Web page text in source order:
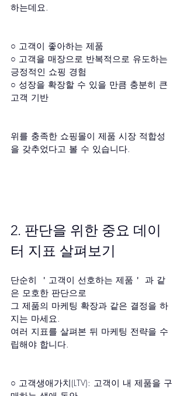
하는데요.
○ 고객이 좋아하는 제품
○ 고객을 매장으로 반복적으로 유도하는
긍정적인 쇼핑 경험
○ 성장을 확장할 수 있을 만큼 충분히 큰
고객 기반
위를 충족한 쇼핑몰이 제품 시장 적합성
을 갖추었다고 볼 수 있습니다.
2. 판단을 위한 중요 데이
터 지표 살펴보기
단순히 ＇고객이 선호하는 제품＇ 과 같
은 모호한 판단으로
그 제품의 마케팅 확장과 같은 결정을 하
지는 마세요.
여러 지표를 살펴본 뒤 마케팅 전략을 수
립해야 합니다.
○ 고객생애가치(LTV): 고객이 내 제품을 구